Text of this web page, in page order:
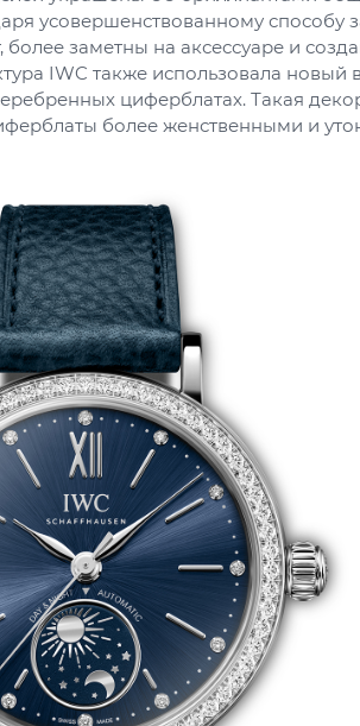
усовершенствованному способу
заметны на аксессуаре и
IWC также использовала новый
циферблатах. Такая
более женственными и